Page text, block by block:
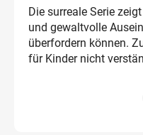
Die surreale Serie
und gewaltvolle
überfordern können.
für Kinder nicht